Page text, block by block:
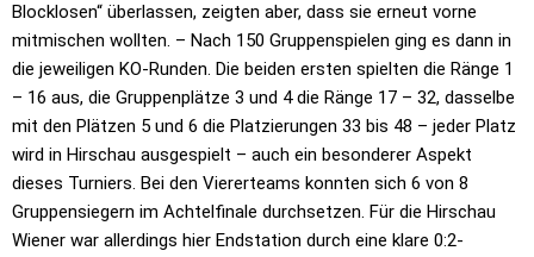
Blocklosen“ überlassen, zeigten aber, dass sie erneut vorne
mitmischen wollten. – Nach 150 Gruppenspielen ging es dann in
die jeweiligen KO-Runden. Die beiden ersten spielten die Ränge 1
– 16 aus, die Gruppenplätze 3 und 4 die Ränge 17 – 32, dasselbe
mit den Plätzen 5 und 6 die Platzierungen 33 bis 48 – jeder Platz
wird in Hirschau ausgespielt – auch ein besonderer Aspekt
dieses Turniers. Bei den Viererteams konnten sich 6 von 8
Gruppensiegern im Achtelfinale durchsetzen. Für die Hirschau
Wiener war allerdings hier Endstation durch eine klare 0:2-